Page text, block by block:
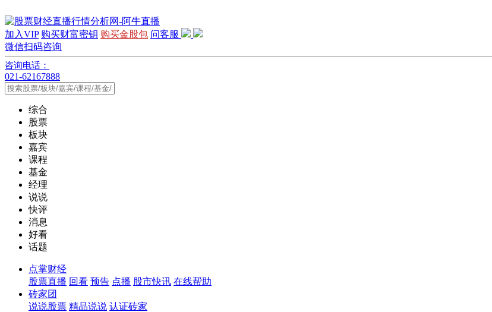
加入VIP 购买财富密钥 购买金股包 问客服
微信扫码咨询
咨询电话：
021-62167888
综合
股票
板块
嘉宾
课程
基金
经理
说说
快评
消息
好看
话题
点掌财经
股票直播 回看 预告 点播 股市快讯 在线帮助
砖家团
说说股票 精品说说 认证砖家